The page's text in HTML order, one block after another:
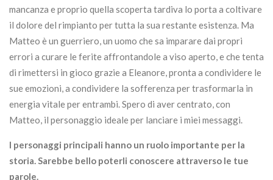
mancanza e proprio quella scoperta tardiva lo porta a coltivare
il dolore del rimpianto per tutta la sua restante esistenza. Ma
Matteo è un guerriero, un uomo che sa imparare dai propri
errori a curare le ferite affrontandole a viso aperto, e che tenta
di rimettersi in gioco grazie a Eleanore, pronta a condividere le
sue emozioni, a condividere la sofferenza per trasformarla in
energia vitale per entrambi. Spero di aver centrato, con
Matteo, il personaggio ideale per lanciare i miei messaggi.
I personaggi principali hanno un ruolo importante per la
storia. Sarebbe bello poterli conoscere attraverso le tue
parole.